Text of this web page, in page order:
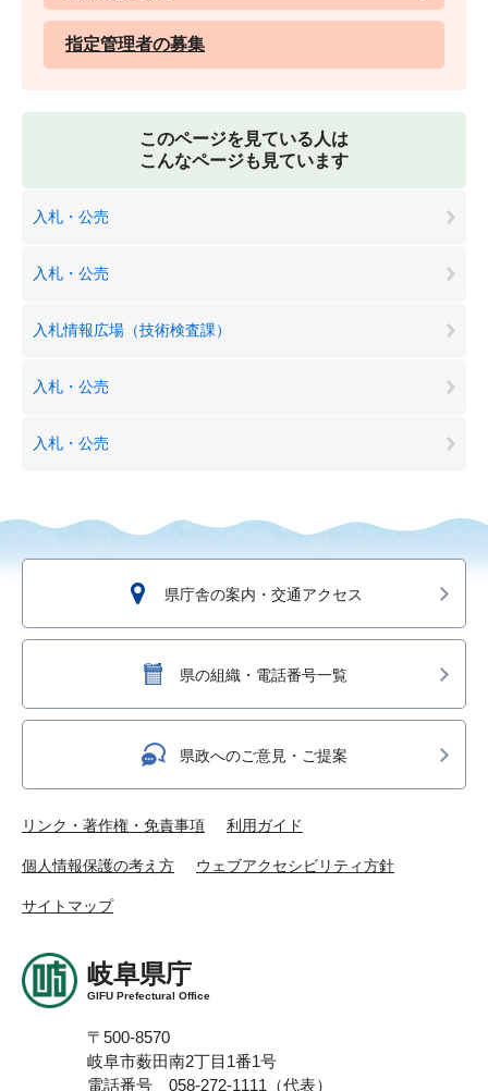
指定管理者の募集
このページを見ている人は
こんなページも見ています
入札・公売
入札・公売
入札情報広場（技術検査課）
入札・公売
入札・公売
県庁舎の案内・交通アクセス
県の組織・電話番号一覧
県政へのご意見・ご提案
リンク・著作権・免責事項 利用ガイド
個人情報保護の考え方 ウェブアクセシビリティ方針
サイトマップ
岐阜県庁
GIFU Prefectural Office
〒500-8570
岐阜市薮田南2丁目1番1号
電話番号 058-272-1111（代表）